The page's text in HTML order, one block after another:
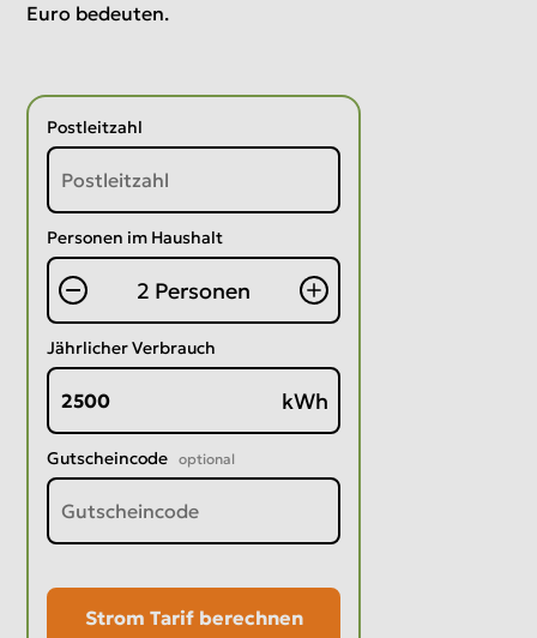
Euro bedeuten.
Postleitzahl
Personen im Haushalt
2 Personen
Jährlicher Verbrauch
kWh
Gutscheincode optional
Strom Tarif berechnen